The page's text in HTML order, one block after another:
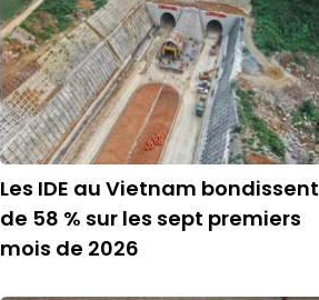
Les IDE au Vietnam bondissent
de 58 % sur les sept premiers
mois de 2026